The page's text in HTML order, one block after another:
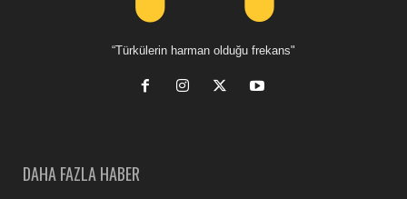
“Türkülerin harman olduğu frekans"
DAHA FAZLA HABER